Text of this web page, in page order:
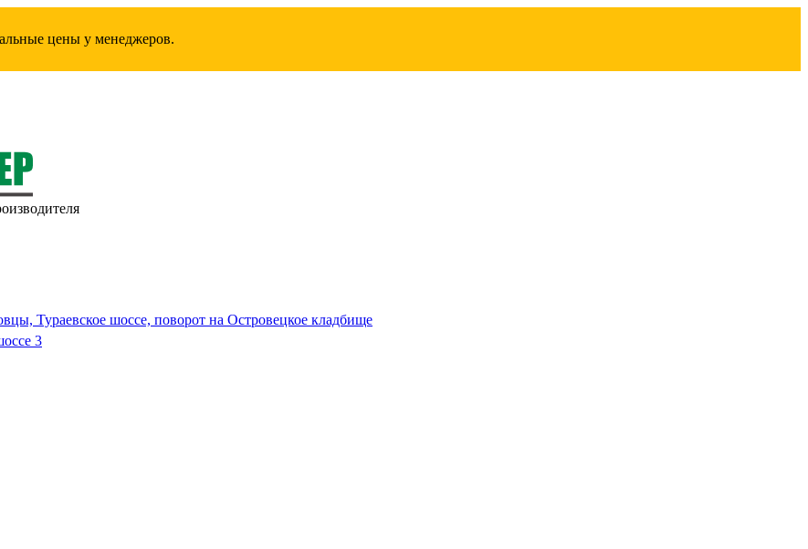
цены у менеджеров.
Тураевское шоссе, поворот на Островецкое кладбище
3